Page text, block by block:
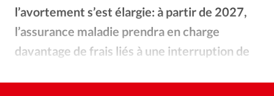
Se connecter
Édition: Internationale
l’avortement s’est élargie: à partir de 2027,
l’assurance maladie prendra en charge
davantage de frais liés à une interruption de